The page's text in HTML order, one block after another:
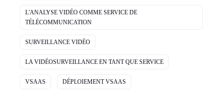
L'ANALYSE VIDÉO COMME SERVICE DE
TÉLÉCOMMUNICATION
SURVEILLANCE VIDÉO
LA VIDÉOSURVEILLANCE EN TANT QUE SERVICE
VSAAS DÉPLOIEMENT VSAAS